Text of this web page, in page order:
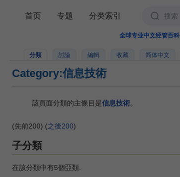
全球专业中文经管百科
分類 討論 編輯 收藏 简体中文
Category:信息技術
該頁面分類的主條目是信息技術。
(先前200) (之後200)
子分類
在該分類中有5個亞類.
首页 专题 分类索引